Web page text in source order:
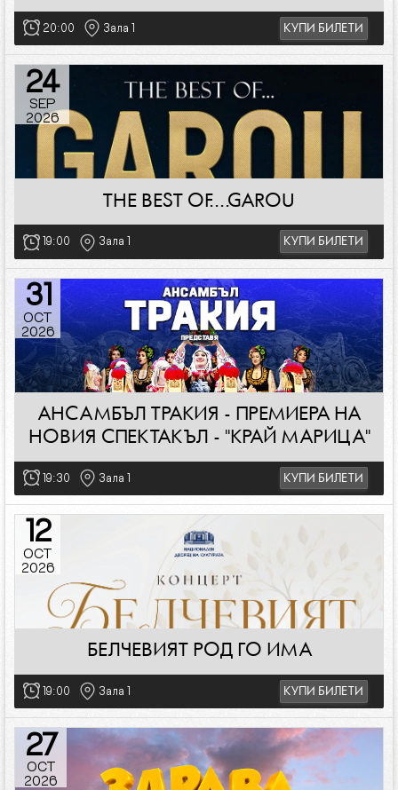
20:00 Зала 1 КУПИ БИЛЕТИ
24
SEP
2026
THE BEST OF....GAROU
19:00 Зала 1 КУПИ БИЛЕТИ
31
OCT
2026
АНСАМБЪЛ ТРАКИЯ - ПРЕМИЕРА НА
НОВИЯ СПЕКТАКЪЛ - "КРАЙ МАРИЦА"
19:30 Зала 1 КУПИ БИЛЕТИ
12
OCT
2026
БЕЛЧЕВИЯТ РОД ГО ИМА
19:00 Зала 1 КУПИ БИЛЕТИ
27
OCT
2026